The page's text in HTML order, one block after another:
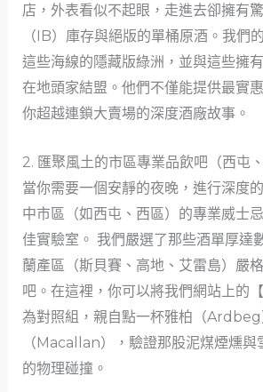
店，外表看似不起眼，走進去卻擁有
（IB）庫存與絕版的單桶原酒。我們
這些海線的隱藏版綠洲，並與這些擁
在地頭家結盟。他們不僅能提供最實
你超越連鎖大賣場的深度酒廠故事。
2. 匯聚風土的市區專業品飲吧（西屯、
當你需要一個安靜的夜晚，進行深度
中市區（如西屯、西區）的專業威士
佳實驗室。 我們嚴選了那些酒單厚達
蘭產區（斯貝賽、高地、艾雷島）嚴
吧。在這裡，你可以將我們網站上的
為對照組，親自點一杯雅柏（
（Macallan），驗證那股泥煤煙燻與
的物理碰撞。